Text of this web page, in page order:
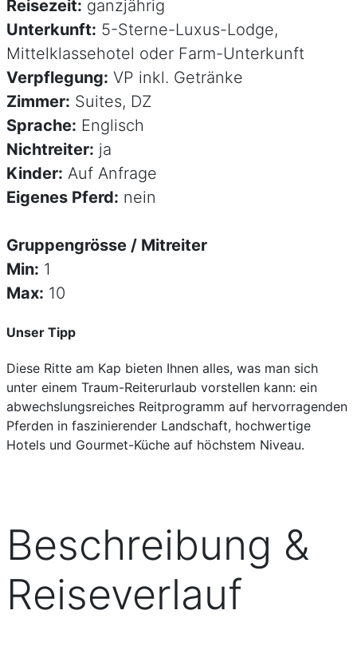
Reisezeit: ganzjährig
Unterkunft: 5-Sterne-Luxus-Lodge,
Mittelklassehotel oder Farm-Unterkunft
Verpflegung: VP inkl. Getränke
Zimmer: Suites, DZ
Sprache: Englisch
Nichtreiter: ja
Kinder: Auf Anfrage
Eigenes Pferd: nein
Gruppengrösse / Mitreiter
Min: 1
Max: 10
Unser Tipp
Diese Ritte am Kap bieten Ihnen alles, was man sich
unter einem Traum-Reiterurlaub vorstellen kann: ein
abwechslungsreiches Reitprogramm auf hervorragenden
Pferden in faszinierender Landschaft, hochwertige
Hotels und Gourmet-Küche auf höchstem Niveau.
Beschreibung &
Reiseverlauf